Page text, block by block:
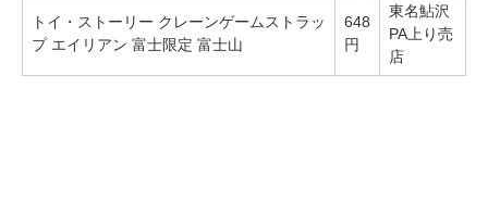
トイ・ストーリー クレーンゲームストラッ
プ エイリアン 富士限定 富士山
648
円
東名鮎沢
PA上り売
店